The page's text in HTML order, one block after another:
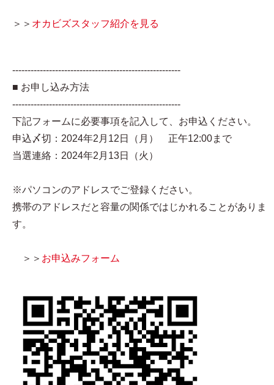
＞＞ オカビズスタッフ紹介を見る
-------------------------------------------------------
■ お申し込み方法
-------------------------------------------------------
下記フォームに必要事項を記入して、お申込ください。
申込〆切：2024年2月12日（月） 正午12:00まで
当選連絡：2024年2月13日（火）
※パソコンのアドレスでご登録ください。
携帯のアドレスだと容量の関係ではじかれることがありま
す。
＞＞ お申込みフォーム